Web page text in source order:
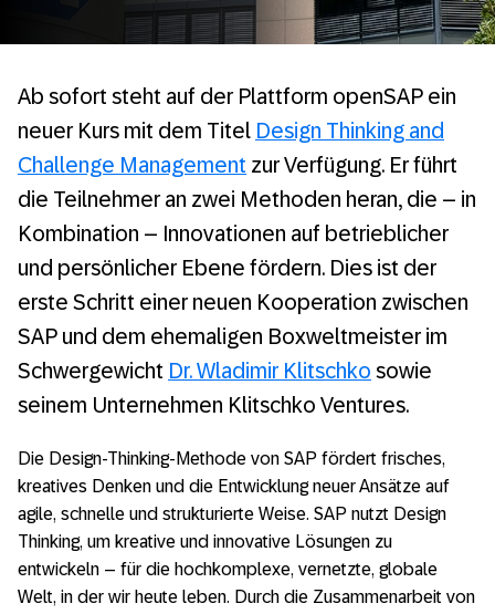
Ab sofort steht auf der Plattform openSAP ein
neuer Kurs mit dem Titel Design Thinking and
Challenge Management zur Verfügung. Er führt
die Teilnehmer an zwei Methoden heran, die – in
Kombination – Innovationen auf betrieblicher
und persönlicher Ebene fördern. Dies ist der
erste Schritt einer neuen Kooperation zwischen
SAP und dem ehemaligen Boxweltmeister im
Schwergewicht Dr. Wladimir Klitschko sowie
seinem Unternehmen Klitschko Ventures.
Die Design-Thinking-Methode von SAP fördert frisches,
kreatives Denken und die Entwicklung neuer Ansätze auf
agile, schnelle und strukturierte Weise. SAP nutzt Design
Thinking, um kreative und innovative Lösungen zu
entwickeln – für die hochkomplexe, vernetzte, globale
Welt, in der wir heute leben. Durch die Zusammenarbeit von